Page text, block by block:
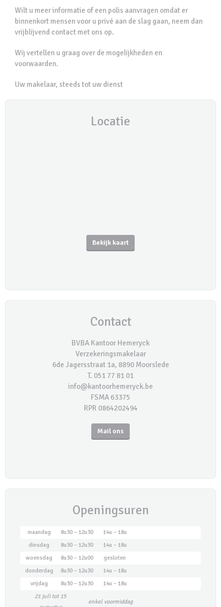
Wilt u meer informatie of een polis aanvragen omdat er
binnenkort mensen voor u privé aan de slag gaan, neem dan
vrijblijvend contact met ons op.
Wij vertellen u graag over de mogelijkheden en
voorwaarden.
Uw makelaar, steeds tot uw dienst
Locatie
Bekijk kaart
Contact
BVBA Kantoor Hemeryck
Verzekeringsmakelaar
6de Jagersstraat 1a, 8890 Moorslede
T. 051 77 81 01
info@kantoorhemeryck.be
FSMA 63375
RPR 0864202494
Mail ons
Openingsuren
maandag 8u30 – 12u30
14u – 18u
dinsdag
8u30 – 12u30
14u – 18u
woensdag
8u30 – 12u00
gesloten
donderdag
8u30 – 12u30
14u – 18u
vrijdag
8u30 – 12u30
14u – 18u
21 juli tot 15
enkel voormiddag